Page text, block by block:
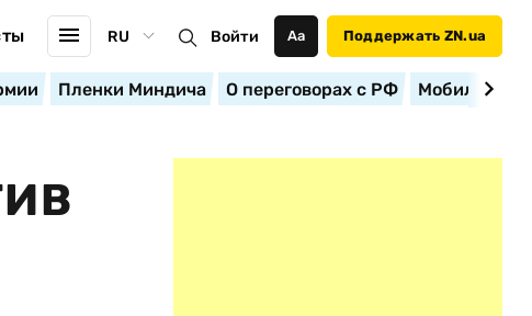
RU Войти Аа Поддержать ZN.ua
Пленки Миндича О переговорах с РФ